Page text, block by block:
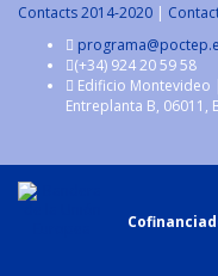
Contacts 2014-2020 |
(+34) 924 20 59 58
Edificio Montevideo
Entreplanta B, 06011,